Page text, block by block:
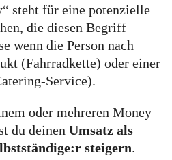
steht für eine potenzielle
die diesen Begriff
wenn die Person nach
(Fahrradkette) oder einer
Service).
oder mehreren Money
du deinen Umsatz als
steigern.